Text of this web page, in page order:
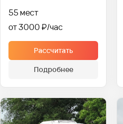
55 мест
от 3000 ₽
Рассчитать
Подробнее